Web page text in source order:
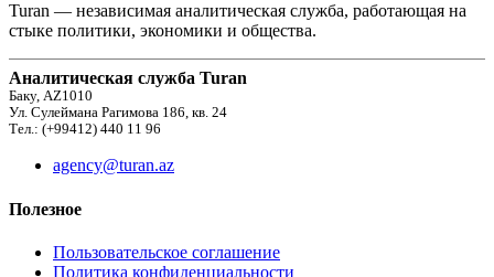
Turan — независимая аналитическая служба, работающая на
стыке политики, экономики и общества.
Аналитическая служба Turan
Баку, AZ1010
Ул. Сулеймана Рагимова 186, кв. 24
Тел.: (+99412) 440 11 96
agency@turan.az
Полезное
Пользовательское соглашение
Политика конфиденциальности